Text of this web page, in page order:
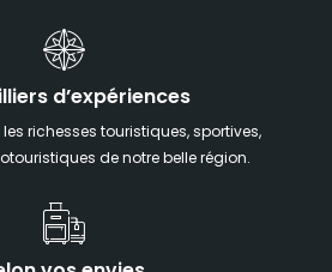
d’expériences
richesses touristiques, sportives,
de notre belle région.